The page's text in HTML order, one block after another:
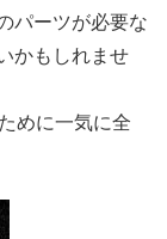
パーツが必要な
かもしれませ
めに一気に全